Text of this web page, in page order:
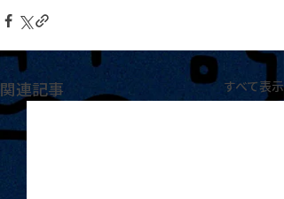
関連記事 すべて表示